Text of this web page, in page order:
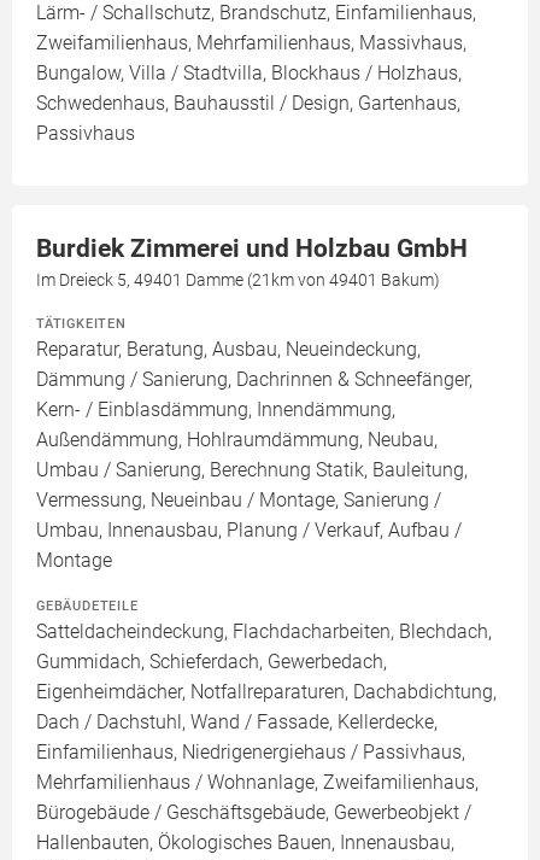
Lärm- / Schallschutz, Brandschutz, Einfamilienhaus,
Zweifamilienhaus, Mehrfamilienhaus, Massivhaus,
Bungalow, Villa / Stadtvilla, Blockhaus / Holzhaus,
Schwedenhaus, Bauhausstil / Design, Gartenhaus,
Passivhaus
Burdiek Zimmerei und Holzbau GmbH
Im Dreieck 5, 49401 Damme (21km von 49401 Bakum)
TÄTIGKEITEN
Reparatur, Beratung, Ausbau, Neueindeckung,
Dämmung / Sanierung, Dachrinnen & Schneefänger,
Kern- / Einblasdämmung, Innendämmung,
Außendämmung, Hohlraumdämmung, Neubau,
Umbau / Sanierung, Berechnung Statik, Bauleitung,
Vermessung, Neueinbau / Montage, Sanierung /
Umbau, Innenausbau, Planung / Verkauf, Aufbau /
Montage
GEBÄUDETEILE
Satteldacheindeckung, Flachdacharbeiten, Blechdach,
Gummidach, Schieferdach, Gewerbedach,
Eigenheimdächer, Notfallreparaturen, Dachabdichtung,
Dach / Dachstuhl, Wand / Fassade, Kellerdecke,
Einfamilienhaus, Niedrigenergiehaus / Passivhaus,
Mehrfamilienhaus / Wohnanlage, Zweifamilienhaus,
Bürogebäude / Geschäftsgebäude, Gewerbeobjekt /
Hallenbauten, Ökologisches Bauen, Innenausbau,